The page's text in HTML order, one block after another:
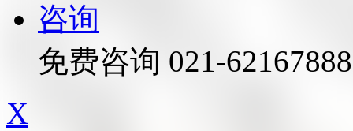
咨询
免费咨询 021-62167888
X